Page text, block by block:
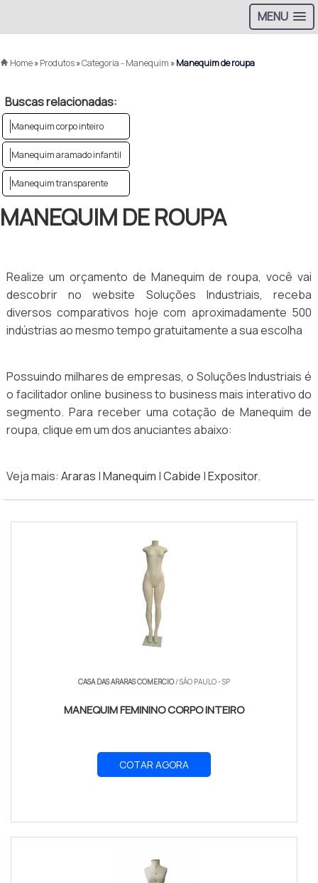
MENU
Home»Produtos»Categoria - Manequim »Manequim de roupa
Buscas relacionadas:
Manequim corpo inteiro
Manequim aramado infantil
Manequim transparente
MANEQUIM DE ROUPA
Realize um orçamento de Manequim de roupa, você vai
descobrir no website Soluções Industriais, receba
diversos comparativos hoje com aproximadamente 500
indústrias ao mesmo tempo gratuitamente a sua escolha
Possuindo milhares de empresas, o Soluções Industriais é
o facilitador online business to business mais interativo do
segmento. Para receber uma cotação de Manequim de
roupa, clique em um dos anuciantes abaixo:
Veja mais: Araras |Manequim |Cabide |Expositor.
CASA DAS ARARAS COMERCIO/ SÃO PAULO - SP
MANEQUIM FEMININO CORPO INTEIRO
COTAR AGORA